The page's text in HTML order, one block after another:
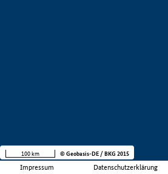
Impressum Datenschutzerklärung
100 km © Geobasis-DE / BKG 2015